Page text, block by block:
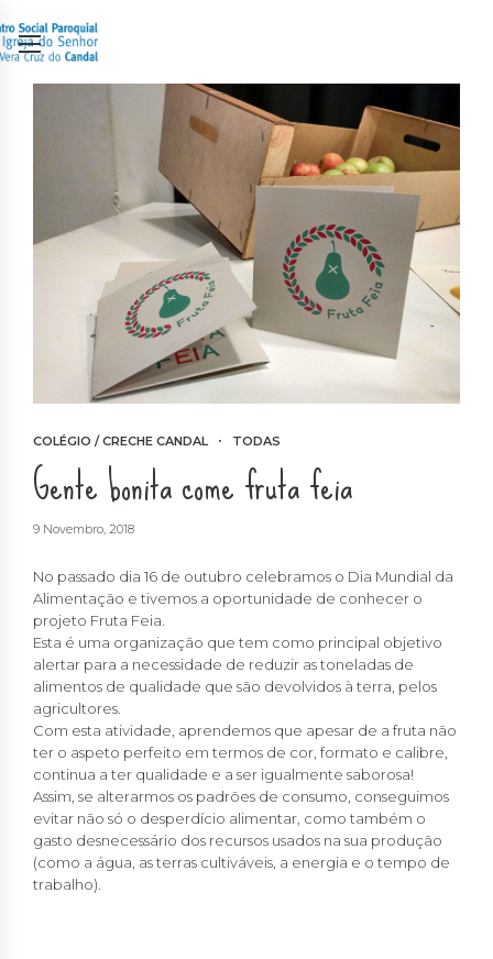
COLÉGIO / CRECHE CANDAL TODAS
Gente bonita come fruta feia
9 Novembro, 2018
No passado dia 16 de outubro celebramos o Dia Mundial da
Alimentação e tivemos a oportunidade de conhecer o
projeto Fruta Feia.
Esta é uma organização que tem como principal objetivo
alertar para a necessidade de reduzir as toneladas de
alimentos de qualidade que são devolvidos à terra, pelos
agricultores.
Com esta atividade, aprendemos que apesar de a fruta não
ter o aspeto perfeito em termos de cor, formato e calibre,
continua a ter qualidade e a ser igualmente saborosa!
Assim, se alterarmos os padrões de consumo, conseguimos
evitar não só o desperdício alimentar, como também o
gasto desnecessário dos recursos usados na sua produção
(como a água, as terras cultiváveis, a energia e o tempo de
trabalho).